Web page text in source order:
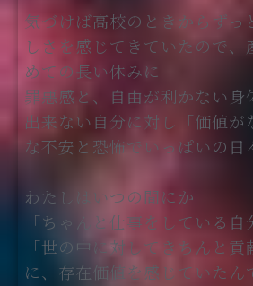
気づけば高校のときからずっ
しさを感じてきていたので
めての長い休みに
罪悪感と、自由が利かない身
出来ない自分に対し「価値が
な不安と恐怖でいっぱいの日
わたしはいつの間にか
「ちゃんと仕事をしている自
「世の中に対してきちんと貢
に、存在価値を感じていたん